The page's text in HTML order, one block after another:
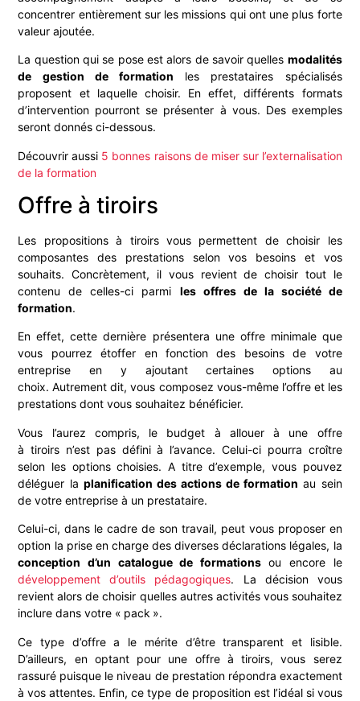
concentrer entièrement sur les missions qui ont une plus forte
valeur ajoutée.
La question qui se pose est alors de savoir quelles modalités
de gestion de formation les prestataires spécialisés
proposent et laquelle choisir. En effet, différents formats
d’intervention pourront se présenter à vous. Des exemples
seront donnés ci-dessous.
Découvrir aussi 5 bonnes raisons de miser sur l’externalisation
de la formation
Offre à tiroirs
Les propositions à tiroirs vous permettent de choisir les
composantes des prestations selon vos besoins et vos
souhaits. Concrètement, il vous revient de choisir tout le
contenu de celles-ci parmi les offres de la société de
formation.
En effet, cette dernière présentera une offre minimale que
vous pourrez étoffer en fonction des besoins de votre
entreprise en y ajoutant certaines options au
choix. Autrement dit, vous composez vous-même l’offre et les
prestations dont vous souhaitez bénéficier.
Vous l’aurez compris, le budget à allouer à une offre
àtiroirs n’est pas défini à l’avance. Celui-ci pourra croître
selon les options choisies. A titre d’exemple, vous pouvez
déléguer la planification des actions de formation au sein
de votre entreprise à un prestataire.
Celui-ci, dans le cadre de son travail, peut vous proposer en
option la prise en charge des diverses déclarations légales, la
conception d’un catalogue de formationsou encore le
développement d’outils pédagogiques. La décision vous
revient alors de choisir quelles autres activités vous souhaitez
inclure dans votre « pack ».
Ce type d’offre a le mérite d’être transparent et lisible.
D’ailleurs, en optant pour une offre à tiroirs, vous serez
rassuré puisque le niveau de prestation répondra exactement
à vos attentes. Enfin, ce type de proposition est l’idéal si vous